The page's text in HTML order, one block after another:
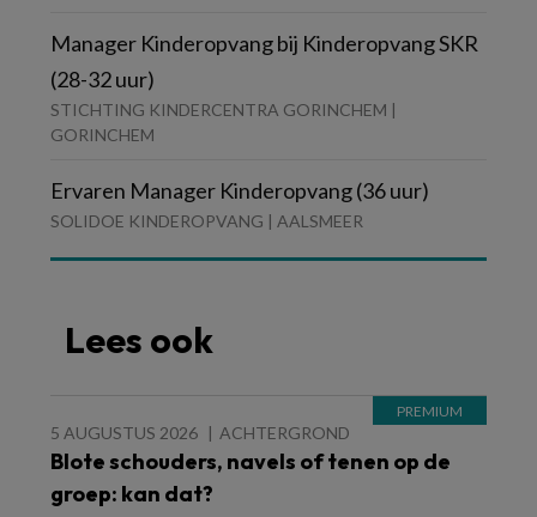
Manager Kinderopvang bij Kinderopvang SKR
(28-32 uur)
STICHTING KINDERCENTRA GORINCHEM |
GORINCHEM
Ervaren Manager Kinderopvang (36 uur)
SOLIDOE KINDEROPVANG | AALSMEER
Lees ook
5 AUGUSTUS 2026 ACHTERGROND
Blote schouders, navels of tenen op de
groep: kan dat?